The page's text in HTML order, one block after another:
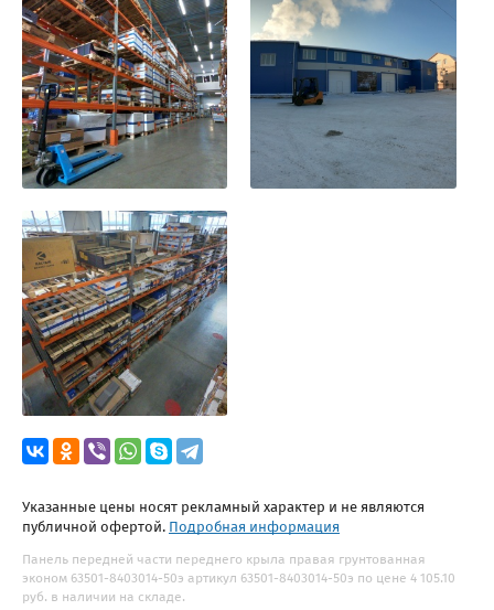
Указанные цены носят рекламный характер и не являются
публичной офертой. Подробная информация
Панель передней части переднего крыла правая грунтованная
эконом 63501-8403014-50э артикул 63501-8403014-50э по цене 4 105.10
руб. в наличии на складе.